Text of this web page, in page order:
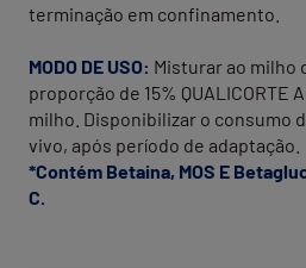
terminação em confinamento.
MODO DE USO: Misturar ao milho
proporção de 15% QUALICORTE
milho. Disponibilizar o consumo
vivo, após período de adaptação.
*Contém Betaina, MOS E
C.